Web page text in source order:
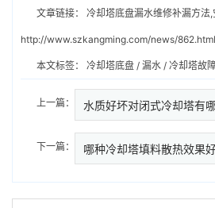
文章链接： 冷却塔底盘漏水维修补漏方法
http://www.szkangming.com/news/862.html
本文标签： 冷却塔底盘 / 漏水 / 冷却塔故
上一篇：
下一篇：